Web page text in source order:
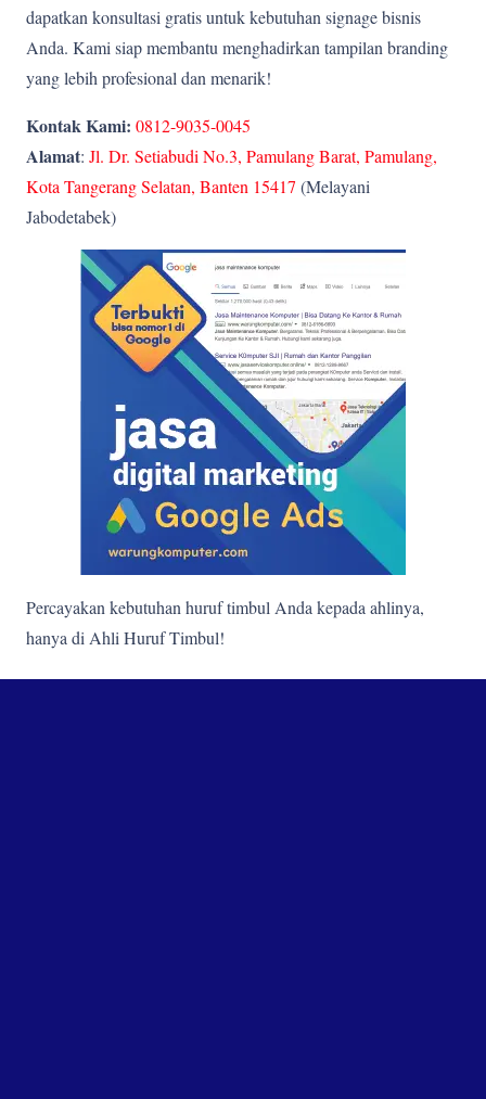
dapatkan konsultasi gratis untuk kebutuhan signage bisnis
Anda. Kami siap membantu menghadirkan tampilan branding
yang lebih profesional dan menarik!
Kontak Kami: 0812-9035-0045
Alamat: Jl. Dr. Setiabudi No.3, Pamulang Barat, Pamulang,
Kota Tangerang Selatan, Banten 15417 (Melayani
Jabodetabek)
Percayakan kebutuhan huruf timbul Anda kepada ahlinya,
hanya di Ahli Huruf Timbul!